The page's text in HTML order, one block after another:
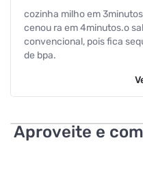
cozinha milho em
cenou ra em 4minutos.o
convencional, pois fica
de bpa.
Aproveite e